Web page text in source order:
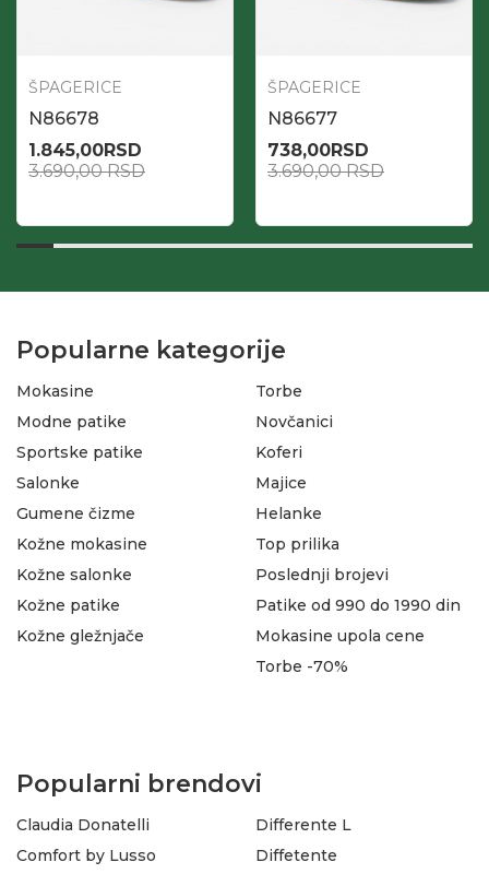
ŠPAGERICE
N86678
1.845,00RSD
3.690,00RSD
ŠPAGERICE
N86677
738,00RSD
3.690,00RSD
Popularne kategorije
Mokasine
Modne patike
Sportske patike
Salonke
Gumene čizme
Torbe
Novčanici
Koferi
Majice
Helanke
Kožne mokasine
Kožne salonke
Kožne patike
Kožne gležnjače
Top prilika
Poslednji brojevi
Patike od 990 do 1990 din
Mokasine upola cene
Torbe -70%
Popularni brendovi
Claudia Donatelli
Comfort by Lusso
Differente L
Diffetente